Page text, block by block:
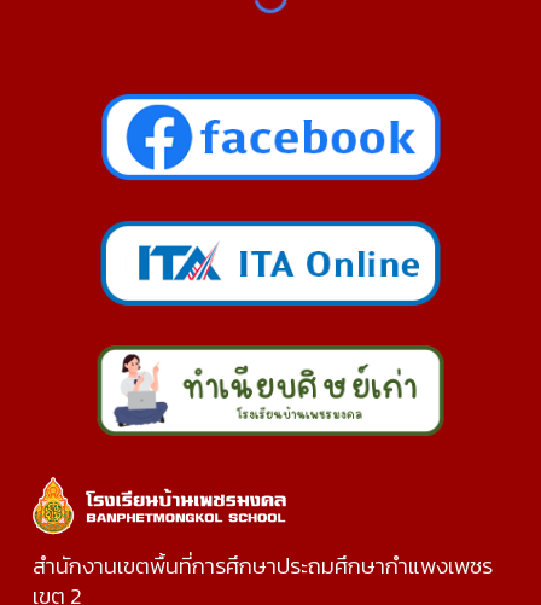
สำนักงานเขตพื้นที่การศึกษาประถมศึกษากำแพงเพชร
เขต 2